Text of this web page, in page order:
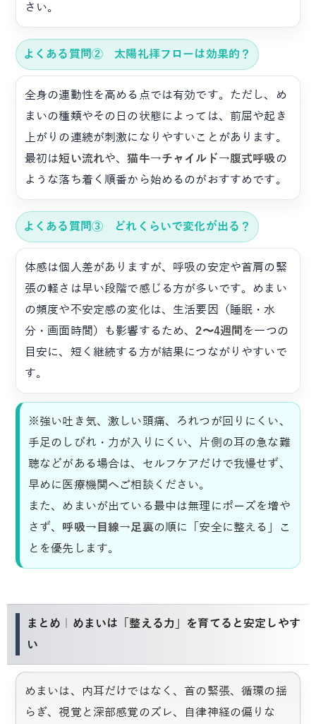
さい。
よくある質問② 太陽礼拝フローは効果的？
全身の連動性を高める点では有効です。ただし、め
まいの種類やその日の状態によっては、前屈や起き
上がりの連続が刺激になりやすいことがあります。
最初は短い流れや、猫牛→チャイルド→腹式呼吸の
ような落ち着く順番から始めるのがおすすめです。
よくある質問③ どれくらいで変化が出る？
体感は個人差がありますが、呼吸の安定や首肩の緊
張の軽さは早い段階で感じる方が多いです。めまい
の頻度や不安定感の変化は、生活要因（睡眠・水
分・画面時間）も影響するため、2〜4週間 を一つの
目安に、短く継続する方が結果につながりやすいで
す。
※強い吐き気、激しい頭痛、ろれつが回りにくい、
手足のしびれ・力が入りにくい、片側の耳の急な難
聴などがある場合は、セルフケアだけで我慢せず、
早めに医療機関へご相談ください。
また、めまいが出ている最中は無理にポーズを増や
さず、 呼吸→目線→足裏の順に「安全に整える」こ
とを優先します。
まとめ｜めまいは「整える力」を育てると安定しやす
い
めまいは、内耳だけではなく、首の緊張、循環の揺
らぎ、視覚と深部感覚のズレ、自律神経の偏りな